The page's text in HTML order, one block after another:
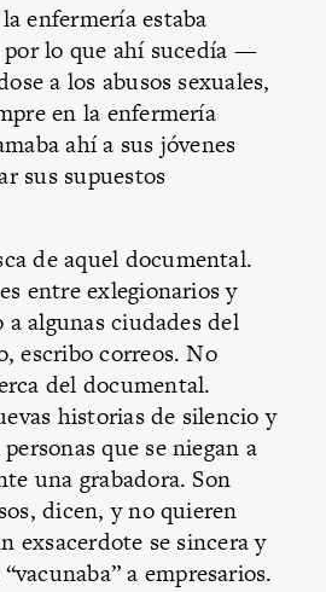
enfermería estaba
por lo que ahí sucedía —
a los abusos sexuales,
en la enfermería
ahí a sus jóvenes
sus supuestos
de aquel documental.
entre exlegionarios y
algunas ciudades del
escribo correos. No
del documental.
historias de silencio y
que se niegan a
una grabadora. Son
dicen, y no quieren
exsacerdote se sincera y
a empresarios.